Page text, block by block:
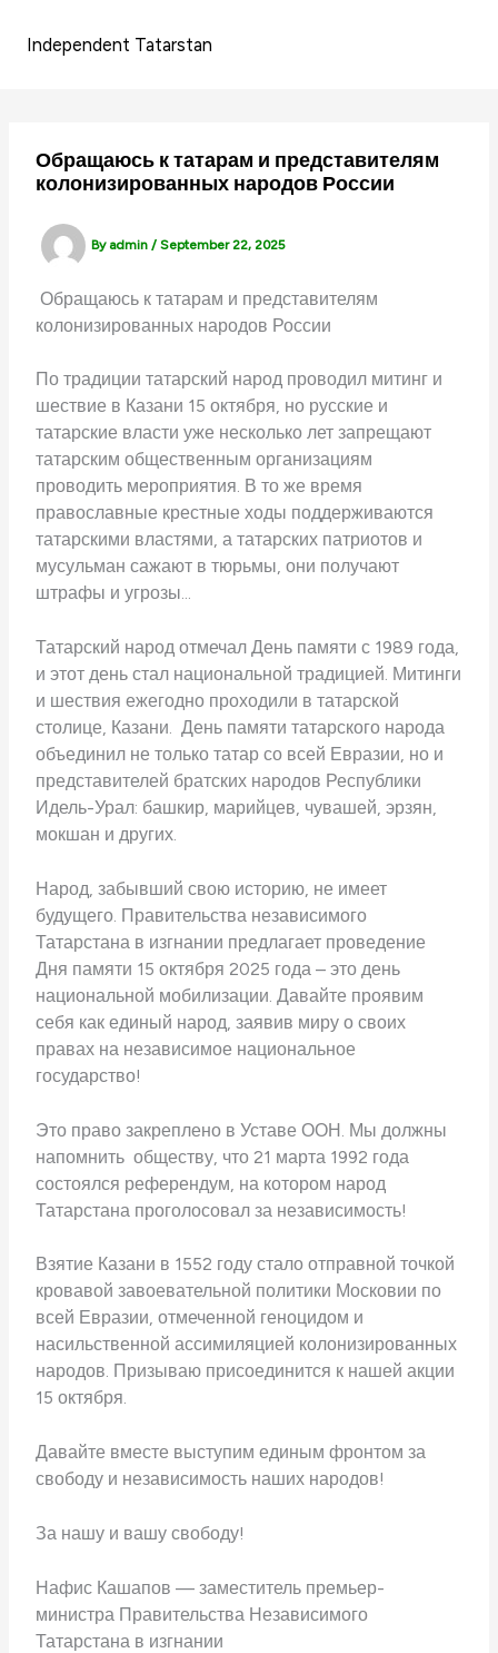
Independent Tatarstan
Обращаюсь к татарам и представителям
колонизированных народов России
By admin/September 22, 2025
Обращаюсь к татарам и представителям
колонизированных народов России
По традиции татарский народ проводил митинг и
шествие в Казани 15 октября, но русские и
татарские власти уже несколько лет запрещают
татарским общественным организациям
проводить мероприятия. В то же время
православные крестные ходы поддерживаются
татарскими властями, а татарских патриотов и
мусульман сажают в тюрьмы, они получают
штрафы и угрозы…
Татарский народ отмечал День памяти с 1989 года,
и этот день стал национальной традицией. Митинги
и шествия ежегодно проходили в татарской
столице, Казани. День памяти татарского народа
объединил не только татар со всей Евразии, но и
представителей братских народов Республики
Идель-Урал: башкир, марийцев, чувашей, эрзян,
мокшан и других.
Народ, забывший свою историю, не имеет
будущего. Правительства независимого
Татарстана в изгнании предлагает проведение
Дня памяти 15 октября 2025 года – это день
национальной мобилизации. Давайте проявим
себя как единый народ, заявив миру о своих
правах на независимое национальное
государство!
Это право закреплено в Уставе ООН. Мы должны
напомнить обществу, что 21 марта 1992 года
состоялся референдум, на котором народ
Татарстана проголосовал за независимость!
Взятие Казани в 1552 году стало отправной точкой
кровавой завоевательной политики Московии по
всей Евразии, отмеченной геноцидом и
насильственной ассимиляцией колонизированных
народов. Призываю присоединится к нашей акции
15 октября.
Давайте вместе выступим единым фронтом за
свободу и независимость наших народов!
За нашу и вашу свободу!
Нафис Кашапов — заместитель премьер-
министра Правительства Независимого
Татарстана в изгнании